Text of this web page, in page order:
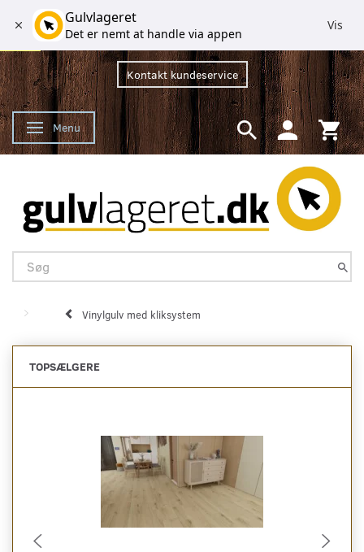
Kontakt kundeservice
Skifte navigation
Menu
Vinylgulv med kliksystem
TOPSÆLGERE
Gulvlageret
Det er nemt at handle via appen
Vis